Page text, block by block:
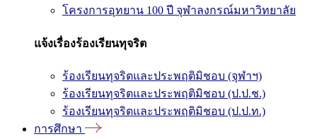
โครงการอุทยาน 100 ปี จุฬาลงกรณ์มหาวิทยาลัย
แจ้งเรื่องร้องเรียนทุจริต
ร้องเรียนทุจริตและประพฤติมิชอบ (จุฬาฯ)
ร้องเรียนทุจริตและประพฤติมิชอบ (ป.ป.ช.)
ร้องเรียนทุจริตและประพฤติมิชอบ (ป.ป.ท.)
การศึกษา